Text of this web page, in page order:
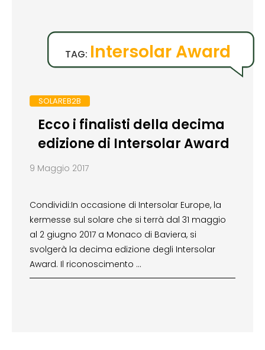
TAG: Intersolar Award
SOLAREB2B
Ecco i finalisti della decima
edizione di Intersolar Award
9 Maggio 2017
Condividi:In occasione di Intersolar Europe, la
kermesse sul solare che si terrà dal 31 maggio
al 2 giugno 2017 a Monaco di Baviera, si
svolgerà la decima edizione degli Intersolar
Award. Il riconoscimento …